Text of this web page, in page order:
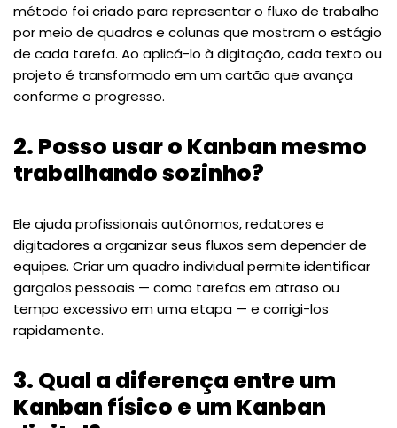
método foi criado para representar o fluxo de trabalho
por meio de quadros e colunas que mostram o estágio
de cada tarefa. Ao aplicá-lo à digitação, cada texto ou
projeto é transformado em um cartão que avança
conforme o progresso.
2. Posso usar o Kanban mesmo
trabalhando sozinho?
Ele ajuda profissionais autônomos, redatores e
digitadores a organizar seus fluxos sem depender de
equipes. Criar um quadro individual permite identificar
gargalos pessoais — como tarefas em atraso ou
tempo excessivo em uma etapa — e corrigi-los
rapidamente.
3. Qual a diferença entre um
Kanban físico e um Kanban